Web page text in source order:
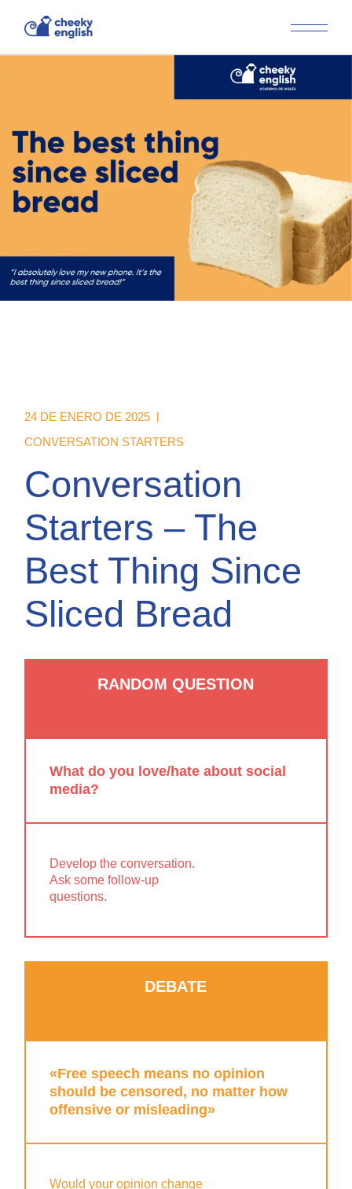
24 DE ENERO DE 2025
CONVERSATION STARTERS
Conversation
Starters – The
Best Thing Since
Sliced Bread
RANDOM QUESTION
What do you love/hate about social
media?
Develop the conversation.
Ask some follow-up
questions.
DEBATE
«Free speech means no opinion
should be censored, no matter how
offensive or misleading»
Would your opinion change